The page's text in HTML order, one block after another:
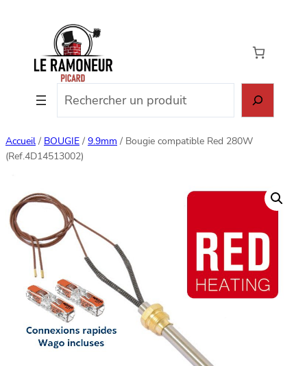
contenu
Accueil / BOUGIE / 9.9mm / Bougie compatible Red 280W
(Ref.4D14513002)